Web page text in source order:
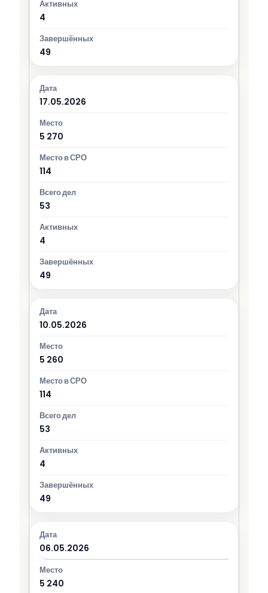
4
49
17.05.2026
5 270
114
53
4
49
10.05.2026
5 260
114
53
4
49
06.05.2026
5 240